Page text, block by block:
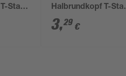
Star
5 x
Halbrundkopf T-Star
plus T20 Stahl Ø 4 x
20 mm 20 Stück
3,29 €